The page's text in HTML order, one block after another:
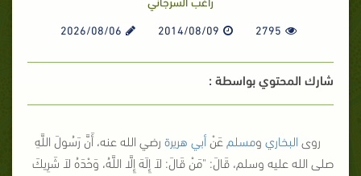
2795
2014/08/09
2026/08/06
شارك المحتوي بواسطة :
روى البخاري ومسلم عَنْ أبي هريرة رضي الله عنه، أَنَّ رَسُولَ اللَّهِ
صلى الله عليه وسلم، قَالَ: "مَنْ قَالَ: لاَ إِلَهَ إِلَّا اللَّهُ، وَحْدَهُ لاَ شَرِيكَ